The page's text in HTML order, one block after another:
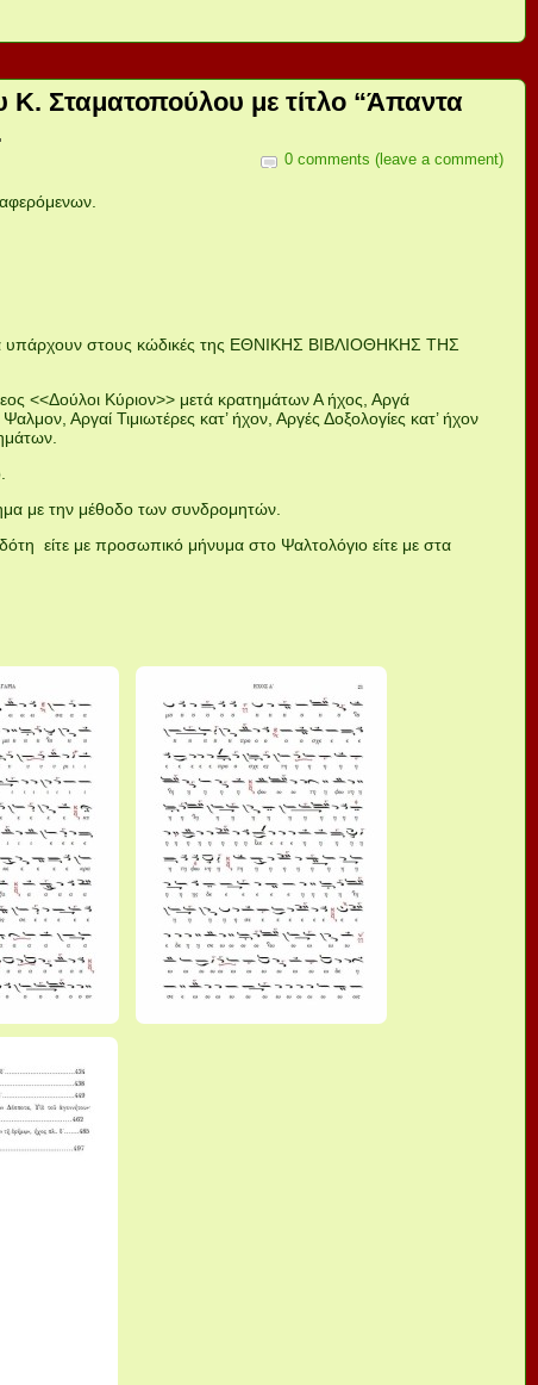
Κ. Σταματοπούλου με τίτλο “Άπαντα
0 comments (leave a comment)
υπάρχουν στους κώδικές της ΕΘΝΙΚΗΣ ΒΙΒΛΙΟΘΗΚΗΣ ΤΗΣ
<<Δούλοι Κύριον>> μετά κρατημάτων Α ήχος, Αργά
Αργαί Τιμιωτέρες κατ’ ήχον, Αργές Δοξολογίες κατ’ ήχον
με την μέθοδο των συνδρομητών.
είτε με προσωπικό μήνυμα στο Ψαλτολόγιο είτε με στα